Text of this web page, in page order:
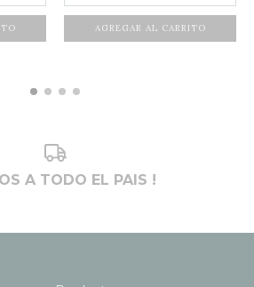
A TODO EL PAIS !